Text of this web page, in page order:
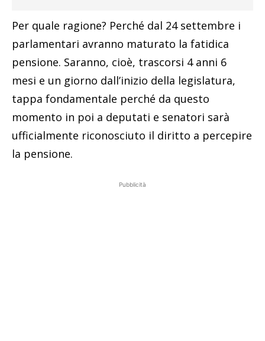
Per quale ragione? Perché dal 24 settembre i
parlamentari avranno maturato la fatidica
pensione. Saranno, cioè, trascorsi 4 anni 6
mesi e un giorno dall’inizio della legislatura,
tappa fondamentale perché da questo
momento in poi a deputati e senatori sarà
ufficialmente riconosciuto il diritto a percepire
la pensione.
Pubblicità